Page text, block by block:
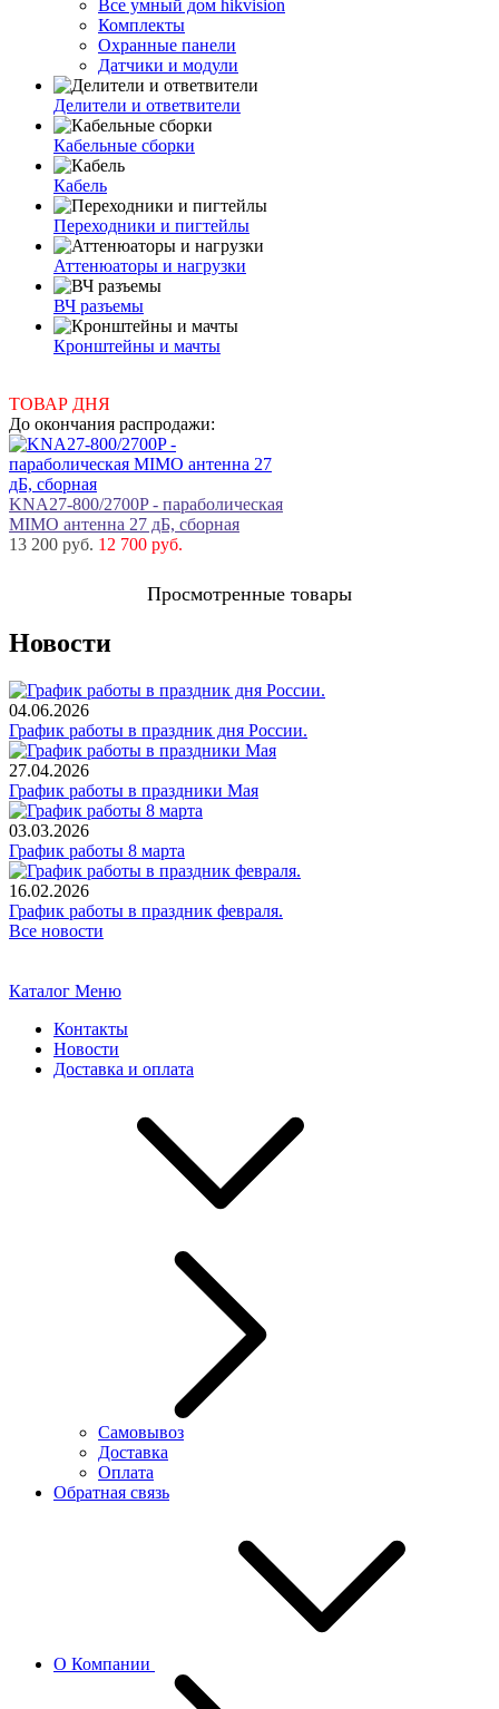
Все умный дом hikvision
Комплекты
Охранные панели
Датчики и модули
Делители и ответвители
Кабельные сборки
Кабель
Переходники и пигтейлы
Аттенюаторы и нагрузки
ВЧ разъемы
Кронштейны и мачты
ТОВАР ДНЯ
До окончания распродажи:
KNA27-800/2700P - параболическая
MIMO антенна 27 дБ, сборная
13 200 руб. 12 700 руб.
Просмотренные товары
Новости
04.06.2026
График работы в праздник дня России.
27.04.2026
График работы в праздники Мая
03.03.2026
График работы 8 марта
16.02.2026
График работы в праздник февраля.
Все новости
Каталог Меню
Контакты
Новости
Доставка и оплата
Самовывоз
Доставка
Оплата
Обратная связь
О Компании